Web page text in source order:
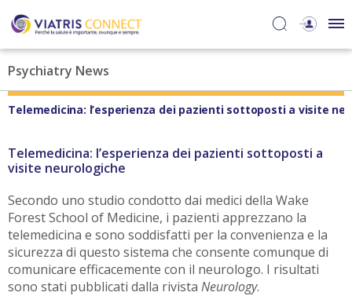
Psychiatry News
Telemedicina: l’esperienza dei pazienti sottoposti a visite
Telemedicina: l’esperienza dei pazienti sottoposti a
visite neurologiche
Secondo uno studio condotto dai medici della Wake
Forest School of Medicine, i pazienti apprezzano la
telemedicina e sono soddisfatti per la convenienza e la
sicurezza di questo sistema che consente comunque di
comunicare efficacemente con il neurologo. I risultati
sono stati pubblicati dalla rivista Neurology.